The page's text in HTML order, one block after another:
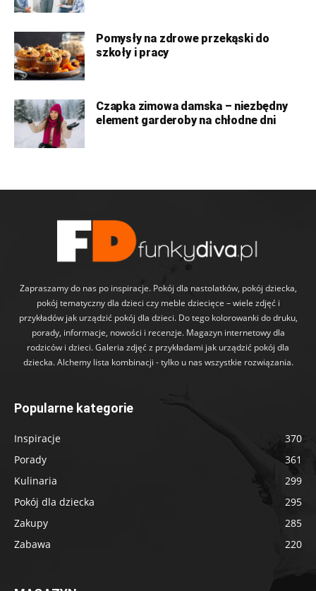
Pomysły na zdrowe przekąski do
szkoły i pracy
Czapka zimowa damska – niezbędny
element garderoby na chłodne dni
Zapraszamy do nas po inspiracje. Pokój dla nastolatków, pokój dziecka,
pokój tematyczny dla dzieci czy meble dziecięce – wiele zdjęć i
przykładów jak urządzić pokój dla dzieci. Do tego kolorowanki do druku,
porady, informacje, nowości i recenzje. Magazyn internetowy dla
rodziców i dzieci. Galeria zdjęć z przykładami jak urządzić pokój dla
dziecka. Alchemy lista kombinacji - tylko u nas wszystkie rozwiązania.
Popularne kategorie
Inspiracje
370
Porady
361
Kulinaria
299
Pokój dla dziecka
295
Zakupy
285
Zabawa
220